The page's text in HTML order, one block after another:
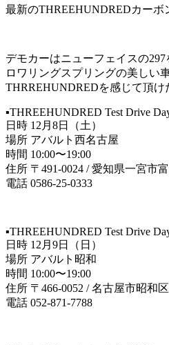
最新のTHREEHUNDREDカーボ
デモカーはニューフェイスの297
ロワリングスプリングの美しい
THRREHUNDREDを感じて頂け
▪️THREEHUNDRED Test Drive
日時 12月8日（土）
場所 アバルト西名古屋
時間 10:00〜19:00
住所 〒491-0024 / 愛知県一宮市
電話 0586-25-0333
▪️THREEHUNDRED Test Drive
日時 12月9日（日）
場所 アバルト昭和
時間 10:00〜19:00
住所 〒466-0052 / 名古屋市昭和
電話 052-871-7788